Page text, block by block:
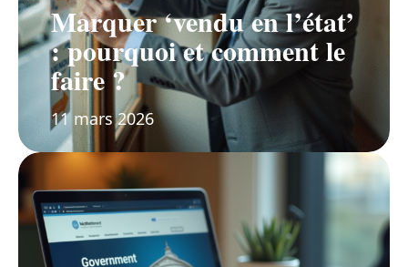
Marquer ‘vendu en l’état’
: pourquoi et comment le
faire ?
11 mars 2026